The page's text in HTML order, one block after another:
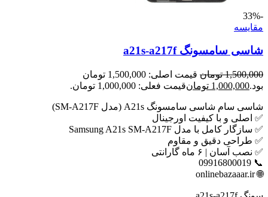
-33%
مقايسه
شاسی سامسونگ a21s-a217f
1,500,000 تومان
قیمت اصلی: 1,500,000 تومان
بود.1,000,000 تومانقیمت فعلی: 1,000,000 تومان.
شاسی سام شاسی سامسونگ A21s (مدل SM-A217F)
✅ اصلی و با کیفیت اورجینال
✅ سازگار کامل با مدل Samsung A21s SM-A217F
✅ طراحی دقیق و مقاوم
✅ نصب آسان | ۶ ماه گارانتی
📞 09916800019
🌐 onlinebazaaar.ir